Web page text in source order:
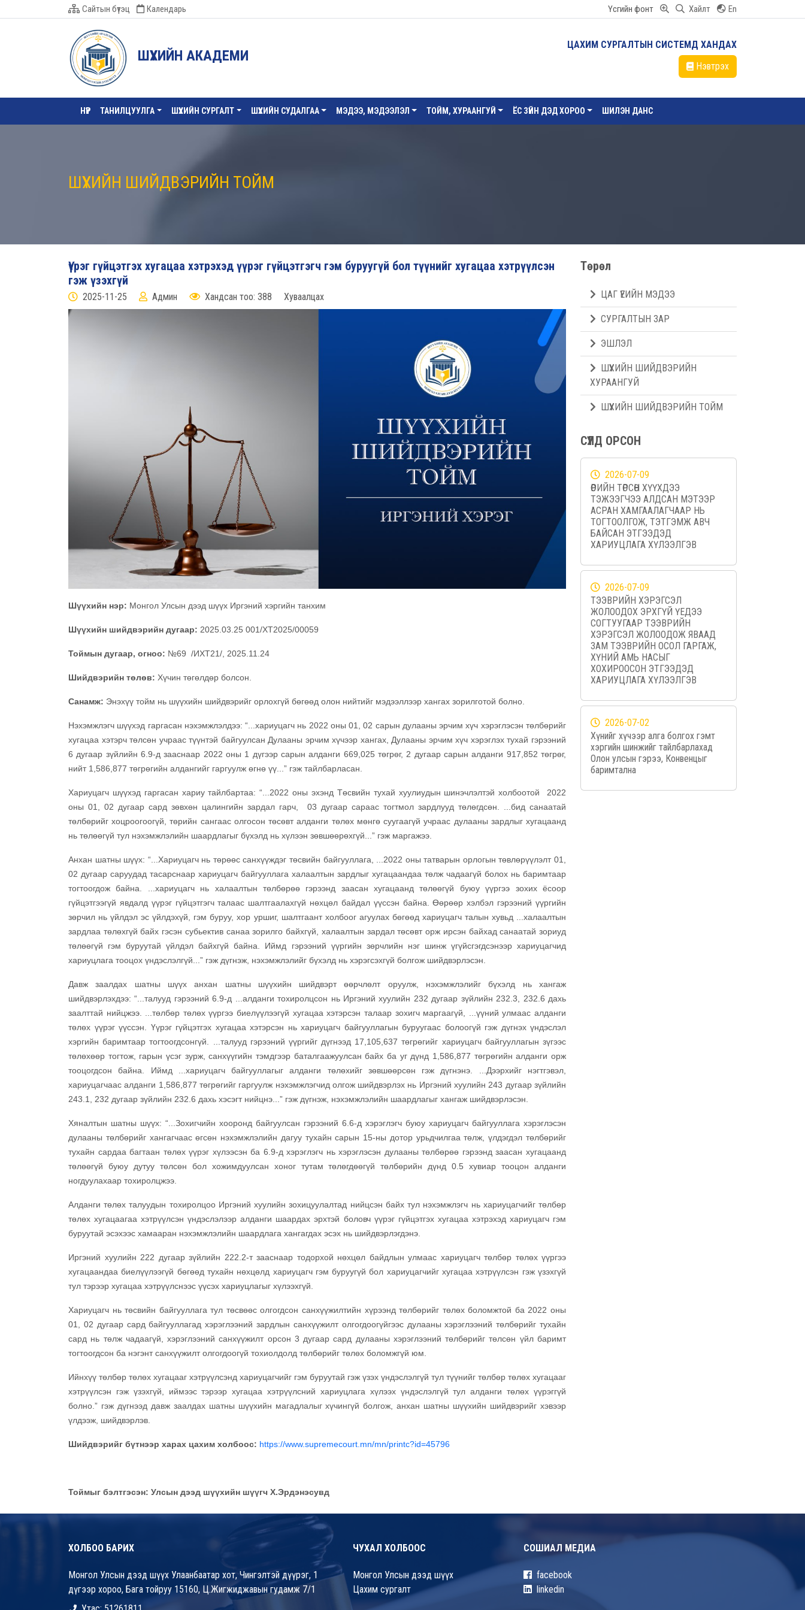
Сайтын бүтэц Календарь Үсгийн фонт Хайлт En
ШҮҮХИЙН АКАДЕМИ
ЦАХИМ СУРГАЛТЫН СИСТЕМД ХАНДАХ
Нэвтрэх
НҮҮР ТАНИЛЦУУЛГА ШҮҮХИЙН СУРГАЛТ ШҮҮХИЙН СУДАЛГАА МЭДЭЭ, МЭДЭЭЛЭЛ ТОЙМ, ХУРААНГУЙ ЁС ЗҮЙН ДЭД ХОРОО ШИЛЭН ДАНС
ШҮҮХИЙН ШИЙДВЭРИЙН ТОЙМ
Үүрэг гүйцэтгэх хугацаа хэтрэхэд үүрэг гүйцэтгэгч гэм буруугүй бол түүнийг хугацаа хэтрүүлсэн
гэж үзэхгүй
2025-11-25 Админ Хандсан тоо: 388 Хуваалцах
Шүүхийн нэр: Монгол Улсын дээд шүүх Иргэний хэргийн танхим
Шүүхийн шийдвэрийн дугаар: 2025.03.25 001/ХТ2025/00059
Тоймын дугаар, огноо: №69 /ИХТ21/, 2025.11.24
Шийдвэрийн төлөв: Хүчин төгөлдөр болсон.
Санамж: Энэхүү тойм нь шүүхийн шийдвэрийг орлохгүй бөгөөд олон нийтийг мэдээллээр хангах зорилготой болно.
Нэхэмжлэгч шүүхэд гаргасан нэхэмжлэлдээ: “...хариуцагч нь 2022 оны 01, 02 сарын дулааны эрчим хүч хэрэглэсэн төлбөрийг
хугацаа хэтэрч төлсөн учраас түүнтэй байгуулсан Дулааны эрчим хүчээр хангах, Дулааны эрчим хүч хэрэглэх тухай гэрээний
6 дугаар зүйлийн 6.9-д зааснаар 2022 оны 1 дүгээр сарын алданги 669,025 төгрөг, 2 дугаар сарын алданги 917,852 төгрөг,
нийт 1,586,877 төгрөгийн алдангийг гаргуулж өгнө үү...” гэж тайлбарласан.
Хариуцагч шүүхэд гаргасан хариу тайлбартаа: “...2022 оны эхэнд Төсвийн тухай хуулиудын шинэчлэлтэй холбоотой 2022
оны 01, 02 дугаар сард зөвхөн цалингийн зардал гарч, 03 дугаар сараас тогтмол зардлууд төлөгдсөн. ...бид санаатай
төлбөрийг хоцроогоогүй, төрийн сангаас олгосон төсөвт алданги төлөх мөнгө суугаагүй учраас дулааны зардлыг хугацаанд
нь төлөөгүй тул нэхэмжлэлийн шаардлагыг бүхэлд нь хүлээн зөвшөөрөхгүй...” гэж маргажээ.
Анхан шатны шүүх: “...Хариуцагч нь төрөөс санхүүждэг төсвийн байгууллага, ...2022 оны татварын орлогын төвлөрүүлэлт 01,
02 дугаар саруудад тасарснаар хариуцагч байгууллага халаалтын зардлыг хугацаандаа төлж чадаагүй болох нь баримтаар
тогтоогдож байна. ...хариуцагч нь халаалтын төлбөрөө гэрээнд заасан хугацаанд төлөөгүй буюу үүргээ зохих ёсоор
гүйцэтгээгүй явдалд үүрэг гүйцэтгэгч талаас шалтгаалахгүй нөхцөл байдал үүссэн байна. Өөрөөр хэлбэл гэрээний үүргийн
зөрчил нь үйлдэл эс үйлдэхүй, гэм буруу, хор уршиг, шалтгаант холбоог агуулах бөгөөд хариуцагч талын хувьд ...халаалтын
зардлаа төлөхгүй байх гэсэн субьектив санаа зорилго байхгүй, халаалтын зардал төсөвт орж ирсэн байхад санаатай зориуд
төлөөгүй гэм буруутай үйлдэл байхгүй байна. Иймд гэрээний үүргийн зөрчлийн нэг шинж үгүйсгэгдсэнээр хариуцагчид
хариуцлага тооцох үндэслэлгүй...” гэж дүгнэж, нэхэмжлэлийг бүхэлд нь хэрэгсэхгүй болгож шийдвэрлэсэн.
Давж заалдах шатны шүүх анхан шатны шүүхийн шийдвэрт өөрчлөлт оруулж, нэхэмжлэлийг бүхэлд нь хангаж
шийдвэрлэхдээ: “...талууд гэрээний 6.9-д ...алданги тохиролцсон нь Иргэний хуулийн 232 дугаар зүйлийн 232.3, 232.6 дахь
заалттай нийцжээ. ...төлбөр төлөх үүргээ биелүүлээгүй хугацаа хэтэрсэн талаар зохигч маргаагүй, ...үүний улмаас алданги
төлөх үүрэг үүссэн. Үүрэг гүйцэтгэх хугацаа хэтэрсэн нь хариуцагч байгууллагын буруугаас болоогүй гэж дүгнэх үндэслэл
хэргийн баримтаар тогтоогдсонгүй. ...талууд гэрээний үүргийг дүгнээд 17,105,637 төгрөгийг хариуцагч байгууллагын зүгээс
төлөхөөр тогтож, гарын үсэг зурж, санхүүгийн тэмдгээр баталгаажуулсан байх ба уг дүнд 1,586,877 төгрөгийн алданги орж
тооцогдсон байна. Иймд ...хариуцагч байгууллагыг алданги төлөхийг зөвшөөрсөн гэж дүгнэнэ. ...Дээрхийг нэгтгэвэл,
хариуцагчаас алданги 1,586,877 төгрөгийг гаргуулж нэхэмжлэгчид олгож шийдвэрлэх нь Иргэний хуулийн 243 дугаар зүйлийн
243.1, 232 дугаар зүйлийн 232.6 дахь хэсэгт нийцнэ...” гэж дүгнэж, нэхэмжлэлийн шаардлагыг хангаж шийдвэрлэсэн.
Хяналтын шатны шүүх: “...Зохигчийн хооронд байгуулсан гэрээний 6.6-д хэрэглэгч буюу хариуцагч байгууллага хэрэглэсэн
дулааны төлбөрийг хангагчаас өгсөн нэхэмжлэлийн дагуу тухайн сарын 15-ны дотор урьдчилгаа төлж, үлдэгдэл төлбөрийг
тухайн сардаа багтаан төлөх үүрэг хүлээсэн ба 6.9-д хэрэглэгч нь хэрэглэсэн дулааны төлбөрөө гэрээнд заасан хугацаанд
төлөөгүй буюу дутуу төлсөн бол хожимдуулсан хоног тутам төлөгдөөгүй төлбөрийн дүнд 0.5 хувиар тооцон алданги
ногдуулахаар тохиролцжээ.
Алданги төлөх талуудын тохиролцоо Иргэний хуулийн зохицуулалтад нийцсэн байх тул нэхэмжлэгч нь хариуцагчийг төлбөр
төлөх хугацаагаа хэтрүүлсэн үндэслэлээр алданги шаардах эрхтэй боловч үүрэг гүйцэтгэх хугацаа хэтрэхэд хариуцагч гэм
буруутай эсэхээс хамааран нэхэмжлэлийн шаардлага хангагдах эсэх нь шийдвэрлэгдэнэ.
Иргэний хуулийн 222 дугаар зүйлийн 222.2-т зааснаар тодорхой нөхцөл байдлын улмаас хариуцагч төлбөр төлөх үүргээ
хугацаандаа биелүүлээгүй бөгөөд тухайн нөхцөлд хариуцагч гэм буруугүй бол хариуцагчийг хугацаа хэтрүүлсэн гэж үзэхгүй
тул тэрээр хугацаа хэтрүүлснээс үүсэх хариуцлагыг хүлээхгүй.
Хариуцагч нь төсвийн байгууллага тул төсвөөс олгогдсон санхүүжилтийн хүрээнд төлбөрийг төлөх боломжтой ба 2022 оны
01, 02 дугаар сард байгууллагад хэрэглээний зардлын санхүүжилт олгогдоогүйгээс дулааны хэрэглээний төлбөрийг тухайн
сард нь төлж чадаагүй, хэрэглээний санхүүжилт орсон 3 дугаар сард дулааны хэрэглээний төлбөрийг төлсөн үйл баримт
тогтоогдсон ба нэгэнт санхүүжилт олгогдоогүй тохиолдолд төлбөрийг төлөх боломжгүй юм.
Ийнхүү төлбөр төлөх хугацааг хэтрүүлсэнд хариуцагчийг гэм буруутай гэж үзэх үндэслэлгүй тул түүнийг төлбөр төлөх хугацааг
хэтрүүлсэн гэж үзэхгүй, иймээс тэрээр хугацаа хэтрүүлсний хариуцлага хүлээх үндэслэлгүй тул алданги төлөх үүрэггүй
болно.” гэж дүгнээд давж заалдах шатны шүүхийн магадлалыг хүчингүй болгож, анхан шатны шүүхийн шийдвэрийг хэвээр
үлдээж, шийдвэрлэв.
Шийдвэрийг бүтнээр харах цахим холбоос: https://www.supremecourt.mn/mn/printc?id=45796
Тоймыг бэлтгэсэн: Улсын дээд шүүхийн шүүгч Х.Эрдэнэсувд
Төрөл
ЦАГ ҮЕИЙН МЭДЭЭ
СУРГАЛТЫН ЗАР
ЭШЛЭЛ
ШҮҮХИЙН ШИЙДВЭРИЙН
ХУРААНГУЙ
ШҮҮХИЙН ШИЙДВЭРИЙН ТОЙМ
СҮҮЛД ОРСОН
2026-07-09
ӨӨРИЙН ТӨРСӨН ХҮҮХДЭЭ
ТЭЖЭЭГЧЭЭ АЛДСАН МЭТЭЭР
АСРАН ХАМГААЛАГЧААР НЬ
ТОГТООЛГОЖ, ТЭТГЭМЖ АВЧ
БАЙСАН ЭТГЭЭДЭД
ХАРИУЦЛАГА ХҮЛЭЭЛГЭВ
2026-07-09
ТЭЭВРИЙН ХЭРЭГСЭЛ
ЖОЛООДОХ ЭРХГҮЙ ҮЕДЭЭ
СОГТУУГААР ТЭЭВРИЙН
ХЭРЭГСЭЛ ЖОЛООДОЖ ЯВААД
ЗАМ ТЭЭВРИЙН ОСОЛ ГАРГАЖ,
ХҮНИЙ АМЬ НАСЫГ
ХОХИРООСОН ЭТГЭЭДЭД
ХАРИУЦЛАГА ХҮЛЭЭЛГЭВ
2026-07-02
Хүнийг хүчээр алга болгох гэмт
хэргийн шинжийг тайлбарлахад
Олон улсын гэрээ, Конвенцыг
баримтална
ХОЛБОО БАРИХ
Монгол Улсын дээд шүүх Улаанбаатар хот, Чингэлтэй дүүрэг, 1
дүгээр хороо, Бага тойруу 15160, Ц.Жигжиджавын гудамж 7/1
ЧУХАЛ ХОЛБООС
Монгол Улсын дээд шүүх
Цахим сургалт
СОШИАЛ МЕДИА
facebook
linkedin